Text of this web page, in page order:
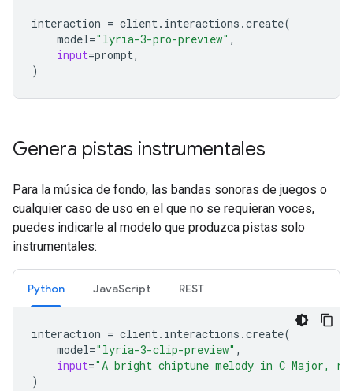
interaction = client. interactions .create(
model="lyria-3-pro-preview" ,
input=prompt,
)
Genera pistas instrumentales
Para la música de fondo, las bandas sonoras de juegos o
cualquier caso de uso en el que no se requieran voces,
puedes indicarle al modelo que produzca pistas solo
instrumentales:
Python JavaScript REST
interaction = client. interactions .create(
model="lyria-3-clip-preview" ,
input="A bright chiptune melody in C Major,
)